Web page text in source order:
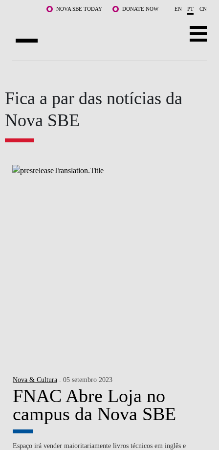
Saltar para o conteúdo principalNOVA SBE TODAY DONATE NOW EN PT CN
Fica a par das notícias da
Nova SBE
Nova & Cultura . 05 setembro 2023
FNAC Abre Loja no
campus da Nova SBE
Espaço irá vender maioritariamente livros técnicos em inglês e